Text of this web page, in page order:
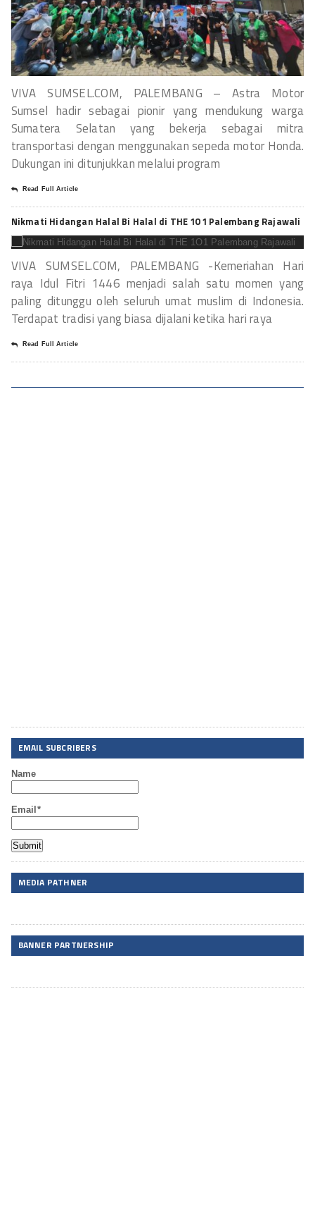
VIVA SUMSEL.COM, PALEMBANG – Astra Motor
Sumsel hadir sebagai pionir yang mendukung warga
Sumatera Selatan yang bekerja sebagai mitra
transportasi dengan menggunakan sepeda motor Honda.
Dukungan ini ditunjukkan melalui program
Read Full Article
Nikmati Hidangan Halal Bi Halal di THE 1O1 Palembang Rajawali
VIVA SUMSEL.COM, PALEMBANG -Kemeriahan Hari
raya Idul Fitri 1446 menjadi salah satu momen yang
paling ditunggu oleh seluruh umat muslim di Indonesia.
Terdapat tradisi yang biasa dijalani ketika hari raya
Read Full Article
EMAIL SUBCRIBERS
Name
Email*
MEDIA PATHNER
BANNER PARTNERSHIP